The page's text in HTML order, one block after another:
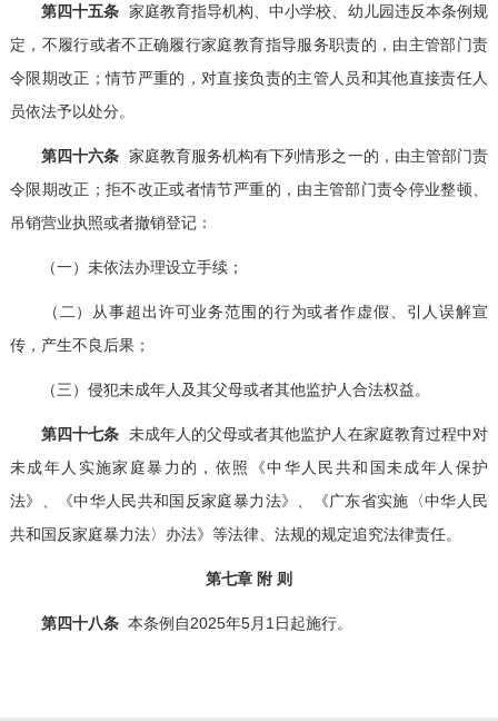
第四十五条 家庭教育指导机构、中小学校、幼儿园违反本条例规
定，不履行或者不正确履行家庭教育指导服务职责的，由主管部门责
令限期改正；情节严重的，对直接负责的主管人员和其他直接责任人
员依法予以处分。
第四十六条 家庭教育服务机构有下列情形之一的，由主管部门责
令限期改正；拒不改正或者情节严重的，由主管部门责令停业整顿、
吊销营业执照或者撤销登记：
（一）未依法办理设立手续；
（二）从事超出许可业务范围的行为或者作虚假、引人误解宣
传，产生不良后果；
（三）侵犯未成年人及其父母或者其他监护人合法权益。
第四十七条 未成年人的父母或者其他监护人在家庭教育过程中对
未成年人实施家庭暴力的，依照《中华人民共和国未成年人保护
法》、《中华人民共和国反家庭暴力法》、《广东省实施〈中华人民
共和国反家庭暴力法〉办法》等法律、法规的规定追究法律责任。
第七章 附 则
第四十八条 本条例自2025年5月1日起施行。